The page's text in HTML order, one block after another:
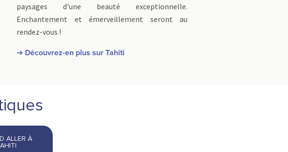
paysages d'une beauté exceptionnelle.
Enchantement et émerveillement seront au
rendez-vous !
➜ Découvrez-en plus sur Tahiti